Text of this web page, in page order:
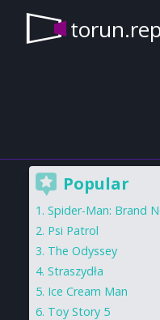
Popular
Spider-Man: Brand
Psi Patrol
The Odyssey
Straszydła
Ice Cream Man
Toy Story 5